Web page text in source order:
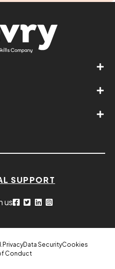
SUPPORT
us
PrivacyData SecurityCookies
Conduct